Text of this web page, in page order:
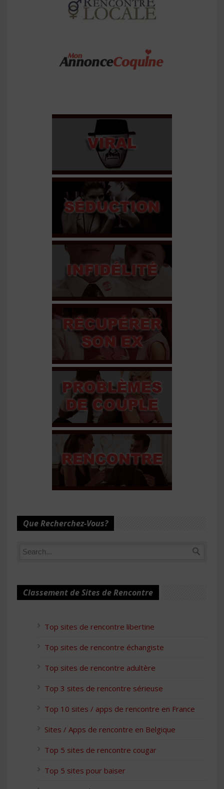
Que Recherchez-Vous?
Classement de Sites de Rencontre
Top sites de rencontre libertine
Top sites de rencontre échangiste
Top sites de rencontre adultère
Top 3 sites de rencontre sérieuse
Top 10 sites / apps de rencontre en France
Sites / Apps de rencontre en Belgique
Top 5 sites de rencontre cougar
Top 5 sites pour baiser